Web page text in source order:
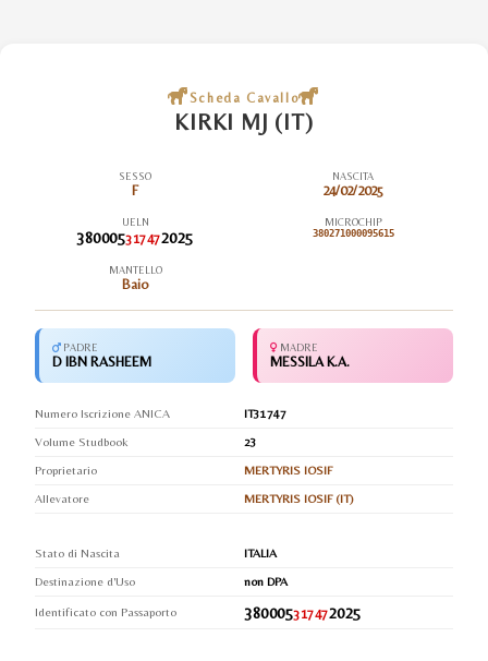
Scheda Cavallo
KIRKI MJ (IT)
SESSO
F
NASCITA
24/02/2025
UELN
380005317472025
MICROCHIP
380271000095615
MANTELLO
Baio
PADRE
D IBN RASHEEM
MADRE
MESSILA K.A.
Numero Iscrizione ANICA
IT31747
Volume Studbook
23
Proprietario
MERTYRIS IOSIF
Allevatore
MERTYRIS IOSIF (IT)
Stato di Nascita
ITALIA
Destinazione d'Uso
non DPA
Identificato con Passaporto 380005317472025